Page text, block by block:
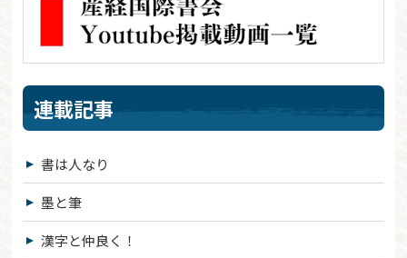
連載記事
書は人なり
墨と筆
漢字と仲良く！